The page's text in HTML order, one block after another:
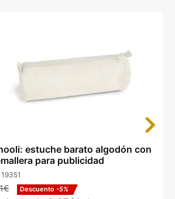
estuche barato algodón con
para publicidad
19351
Descuento -5%
Next